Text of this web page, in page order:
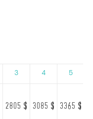
3 4 5
2805 $ 3085 $ 3365 $